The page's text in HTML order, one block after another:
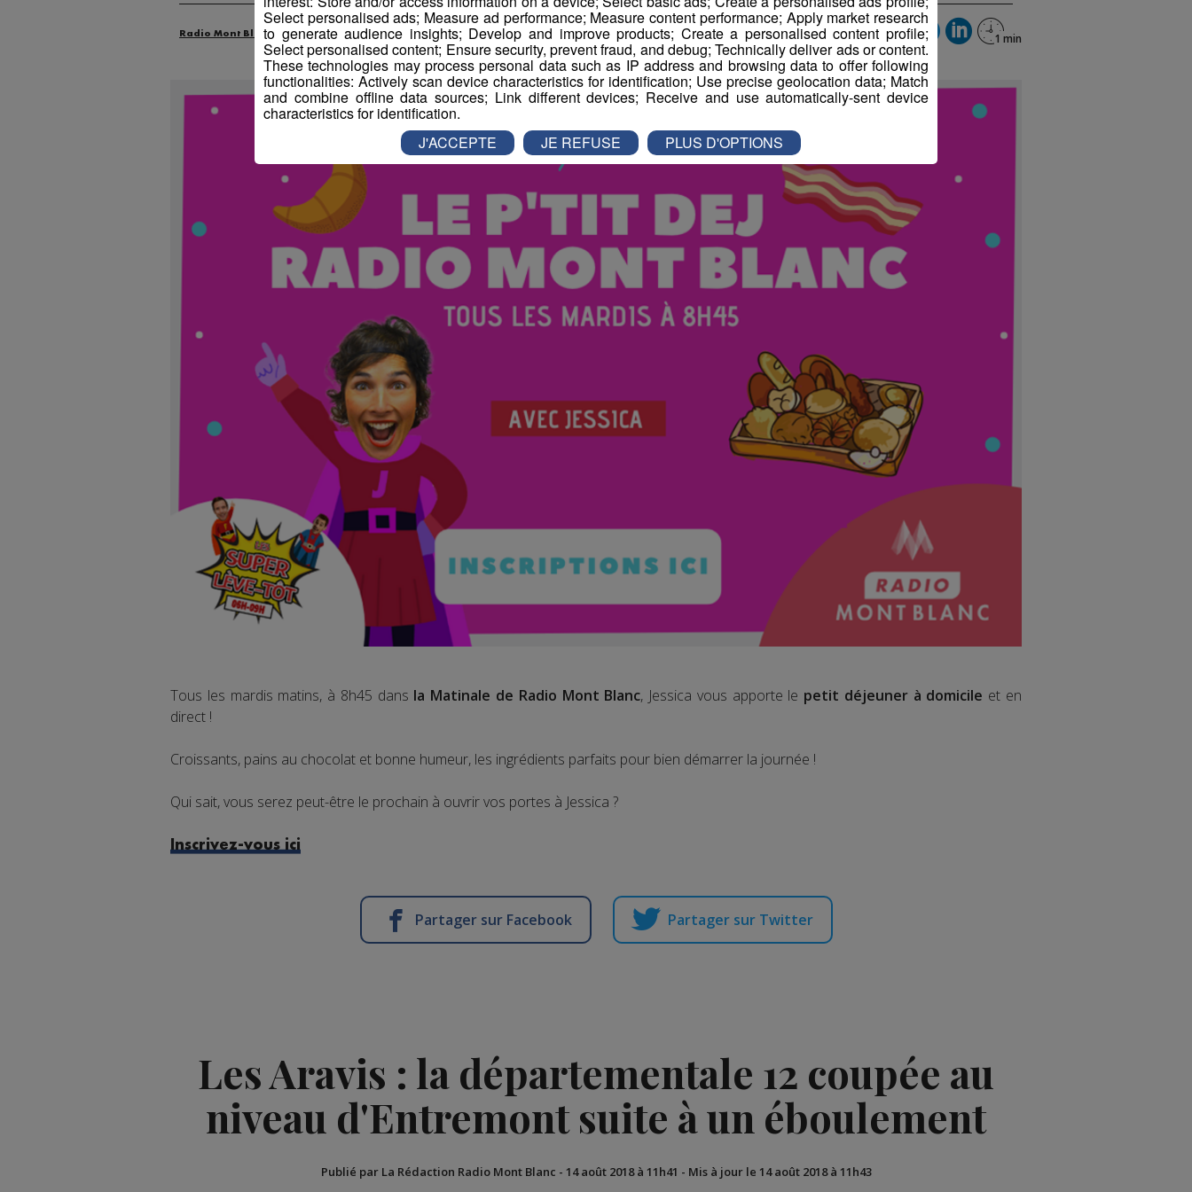
Radio Mont Blanc Animation La Matinale des Super Lève-Tôt
Tous les mardis matins, à 8h45 dans la Matinale de Radio Mont Blanc, Jessica vous apporte le petit déjeuner à domicile et en
direct !
Croissants, pains au chocolat et bonne humeur, les ingrédients parfaits pour bien démarrer la journée !
Qui sait, vous serez peut-être le prochain à ouvrir vos portes à Jessica ?
Inscrivez-vous ici
Partager sur Facebook Partager sur Twitter
Les Aravis : la départementale 12 coupée au
niveau d'Entremont suite à un éboulement
Publié par La Rédaction Radio Mont Blanc - 14 août 2018 à 11h41 - Mis à jour le 14 août 2018 à 11h43
Select personalised ads; Measure ad performance; Measure content performance; Apply market research
to generate audience insights; Develop and improve products; Create a personalised content profile;
Select personalised content; Ensure security, prevent fraud, and debug; Technically deliver ads or content.
These technologies may process personal data such as IP address and browsing data to offer following
functionalities: Actively scan device characteristics for identification; Use precise geolocation data; Match
and combine offline data sources; Link different devices; Receive and use automatically-sent device
characteristics for identification.
J'ACCEPTE JE REFUSE PLUS D'OPTIONS